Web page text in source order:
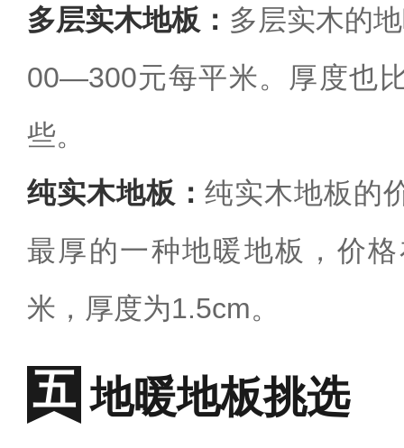
多层实木地板： 多层实木的
00—300元每平米。厚度也
些。
纯实木地板：纯实木地板的
最厚的一种地暖地板，价
米，厚度为1.5cm。
地暖地板挑选